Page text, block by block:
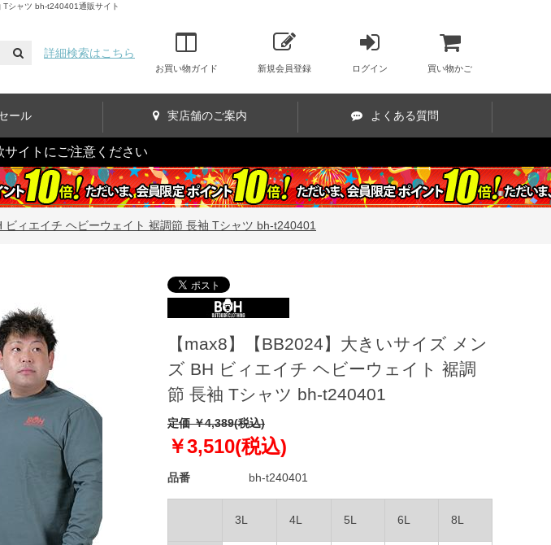
シャツ bh-t240401通販サイト
詳細検索はこちら
お買い物ガイド 新規会員登録 ログイン 買い物かご
ール 実店舗のご案内 よくある質問
サイトにご注意ください
ビィエイチ ヘビーウェイト 裾調節 長袖 Tシャツ bh-t240401
【max8】【BB2024】大きいサイズ メン
ズ BH ビィエイチ ヘビーウェイト 裾調
節 長袖 Tシャツ bh-t240401
定価 ￥4,389(税込)
￥3,510(税込)
品番 bh-t240401
3L 4L 5L 6L 8L